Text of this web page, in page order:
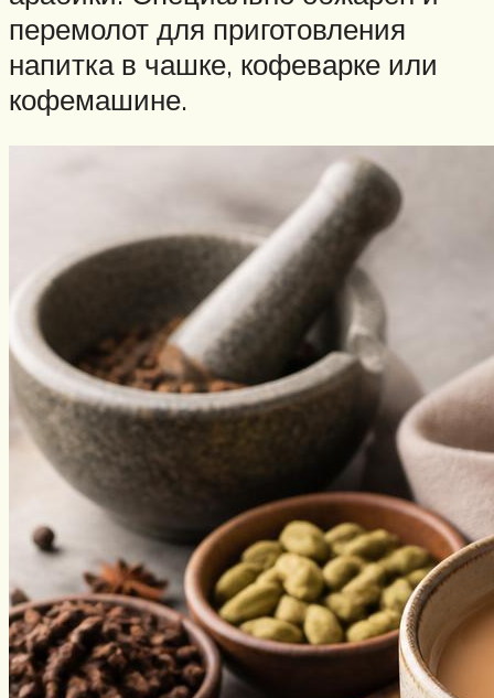
перемолот для приготовления
напитка в чашке, кофеварке или
кофемашине.